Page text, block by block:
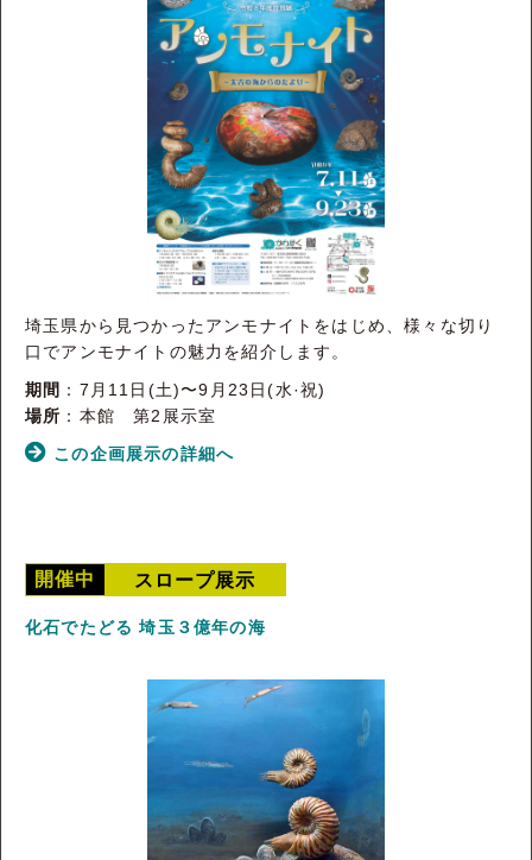
埼玉県から見つかったアンモナイトをはじめ、様々な切り
口でアンモナイトの魅力を紹介します。
期間 ：7月11日(土)〜9月23日(水·祝)
場所 ：本館 第2展示室
この企画展示の詳細へ
開催中 スロープ展示
化石でたどる 埼玉３億年の海